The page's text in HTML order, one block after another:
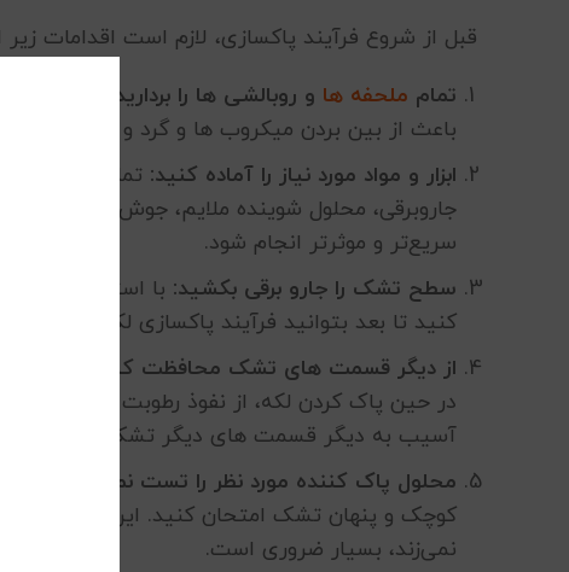
قبل از شروع فرآیند پاکسازی، لازم است اقدامات
تمام ملحفه ها و روبالشی‌ ها را بردارید:
آنها را
باعث از بین بردن میکروب ها و گرد و غبار
ابزار و مواد مورد نیاز را آماده کنید: تمام ابزار و
جاروبرقی، محلول شوینده ملایم، جوش‌شیرین، و
سریع‌تر و موثرتر انجام شود.
سطح تشک را جارو برقی بکشید: با استفاده از
کنید تا بعد بتوانید فرآیند پاکسازی لکه را راحت تر
از دیگر قسمت های تشک محافظت کنید:
قسمت
در حین پاک کردن لکه، از نفوذ رطوبت یا شوینده
آسیب به دیگر قسمت های دیگر تشک جلوگیری
محلول پاک کننده مورد نظر را تست نمائید:
پیش
کوچک و پنهان تشک امتحان کنید. این کار برای
نمی‌زند، بسیار ضروری است.